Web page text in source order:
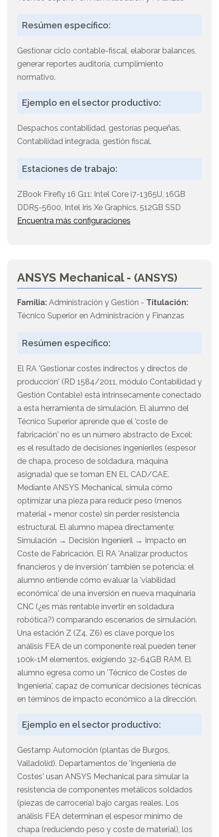
Resúmen específico:
Gestionar ciclo contable-fiscal, elaborar balances,
generar reportes auditoría, cumplimiento
normativo.
Ejemplo en el sector productivo:
Despachos contabilidad, gestorías pequeñas.
Contabilidad integrada, gestión fiscal.
Estaciones de trabajo:
ZBook Firefly 16 G11: Intel Core i7-1365U, 16GB
DDR5-5600, Intel Iris Xe Graphics, 512GB SSD
Encuentra más configuraciones
ANSYS Mechanical - (ANSYS)
Familia: Administración y Gestión - Titulación:
Técnico Superior en Administración y Finanzas
Resúmen específico:
El RA 'Gestionar costes indirectos y directos de
producción' (RD 1584/2011, módulo Contabilidad y
Gestión Contable) está intrínsecamente conectado
a esta herramienta de simulación. El alumno del
Técnico Superior aprende que el 'coste de
fabricación' no es un número abstracto de Excel:
es el resultado de decisiones ingenieriles (espesor
de chapa, proceso de soldadura, máquina
asignada) que se toman EN EL CAD/CAE.
Mediante ANSYS Mechanical, simula cómo
optimizar una pieza para reducir peso (menos
material = menor coste) sin perder resistencia
estructural. El alumno mapea directamente:
Simulación → Decisión Ingenieril → Impacto en
Coste de Fabricación. El RA 'Analizar productos
financieros y de inversión' también se potencia: el
alumno entiende cómo evaluar la 'viabilidad
económica' de una inversión en nueva maquinaria
CNC (¿es más rentable invertir en soldadura
robótica?) comparando escenarios de simulación.
Una estación Z (Z4, Z6) es clave porque los
análisis FEA de un componente real pueden tener
100k-1M elementos, exigiendo 32-64GB RAM. El
alumno egresa como un 'Técnico de Costes de
Ingeniería', capaz de comunicar decisiones técnicas
en términos de impacto económico a la dirección.
Ejemplo en el sector productivo:
Gestamp Automoción (plantas de Burgos,
Valladolid). Departamentos de 'Ingeniería de
Costes' usan ANSYS Mechanical para simular la
resistencia de componentes metálicos soldados
(piezas de carrocería) bajo cargas reales. Los
análisis FEA determinan el espesor mínimo de
chapa (reduciendo peso y coste de material), los